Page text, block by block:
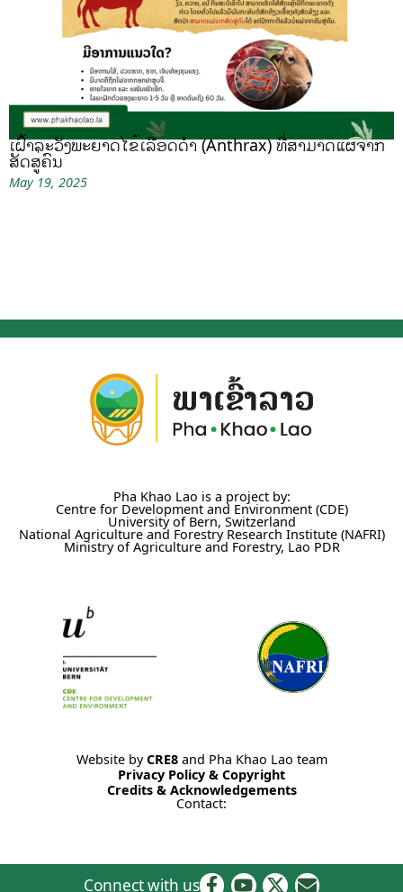
ເຝົ້າລະວັງພະຍາດໄຂ້ເລືອດດຳ (Anthrax) ທີ່ສາມາດແຜ່ຈາກ
ສັດສູ່ຄົນ
May 19, 2025
Pha Khao Lao is a project by:
Centre for Development and Environment (CDE)
University of Bern, Switzerland
National Agriculture and Forestry Research Institute (NAFRI)
Ministry of Agriculture and Forestry, Lao PDR
Website byCRE8and Pha Khao Lao team
Privacy Policy & Copyright
Credits & Acknowledgements
Contact:
Connect with us